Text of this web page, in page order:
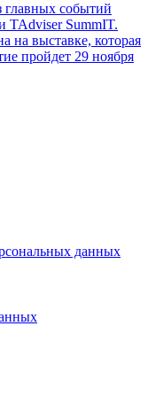
главных событий
TAdviser SummIT.
на выставке, которая
пройдет 29 ноября
данных